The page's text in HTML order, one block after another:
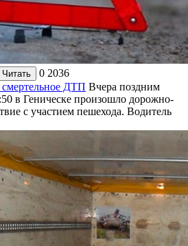
Читать 0 2036
ДТП Вчера поздним
в Геническе произошло дорожно-
с участием пешехода. Водитель